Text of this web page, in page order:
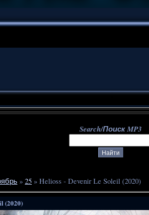
Search/Поиск MP3
» 25 » Helioss - Devenir Le Soleil (2020)
(2020)